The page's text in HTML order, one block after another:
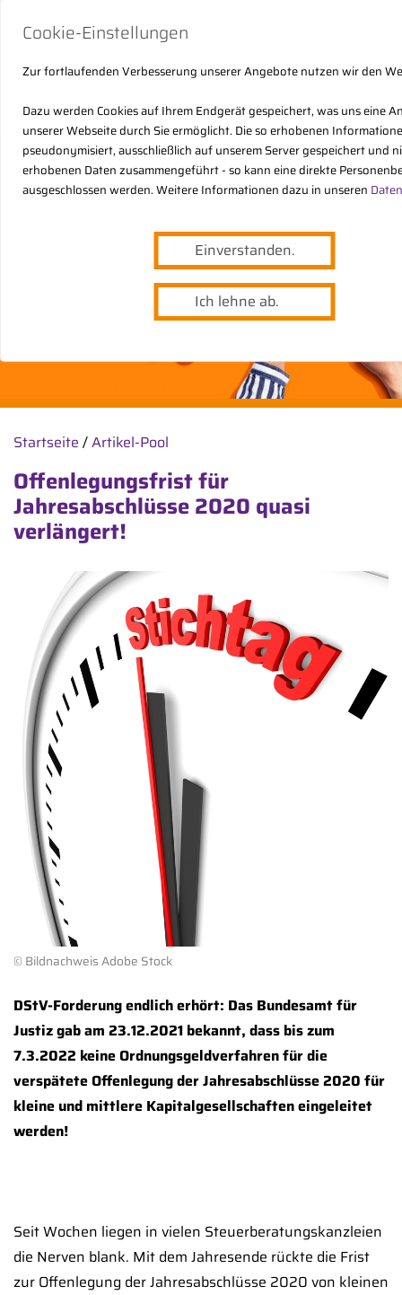
Cookie-Einstellungen
Zur fortlaufenden Verbesserung unserer Angebote nutzen wir den
Dazu werden Cookies auf Ihrem Endgerät gespeichert, was uns eine
unserer Webseite durch Sie ermöglicht. Die so erhobenen
pseudonymisiert, ausschließlich auf unserem Server gespeichert und
erhobenen Daten zusammengeführt - so kann eine direkte
ausgeschlossen werden. Weitere Informationen dazu in unseren
Einverstanden.
Ich lehne ab.
Startseite /Artikel-Pool
Offenlegungsfrist für
Jahresabschlüsse 2020 quasi
verlängert!
© Bildnachweis Adobe Stock
DStV-Forderung endlich erhört: Das Bundesamt für
Justiz gab am 23.12.2021 bekannt, dass bis zum
7.3.2022 keine Ordnungsgeldverfahren für die
verspätete Offenlegung der Jahresabschlüsse 2020 für
kleine und mittlere Kapitalgesellschaften eingeleitet
werden!
Seit Wochen liegen in vielen Steuerberatungskanzleien
die Nerven blank. Mit dem Jahresende rückte die Frist
zur Offenlegung der Jahresabschlüsse 2020 von kleinen